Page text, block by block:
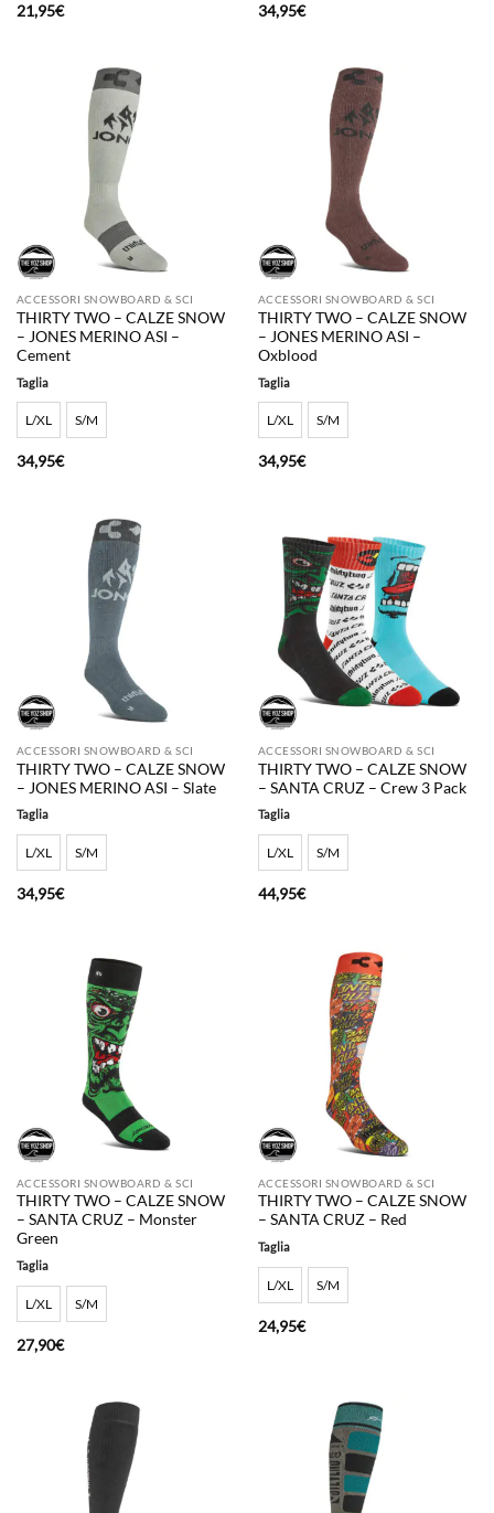
21,95€ 34,95€
ACCESSORI SNOWBOARD & SCI
THIRTY TWO – CALZE SNOW
– JONES MERINO ASI –
Cement
Taglia
L/XL S/M
34,95€
ACCESSORI SNOWBOARD & SCI
THIRTY TWO – CALZE SNOW
– JONES MERINO ASI –
Oxblood
Taglia
L/XL S/M
34,95€
ACCESSORI SNOWBOARD & SCI
THIRTY TWO – CALZE SNOW
– JONES MERINO ASI – Slate
Taglia
L/XL S/M
34,95€
ACCESSORI SNOWBOARD & SCI
THIRTY TWO – CALZE SNOW
– SANTA CRUZ – Crew 3 Pack
Taglia
L/XL S/M
44,95€
ACCESSORI SNOWBOARD & SCI
THIRTY TWO – CALZE SNOW
– SANTA CRUZ – Monster
Green
Taglia
L/XL S/M
27,90€
ACCESSORI SNOWBOARD & SCI
THIRTY TWO – CALZE SNOW
– SANTA CRUZ – Red
Taglia
L/XL S/M
24,95€